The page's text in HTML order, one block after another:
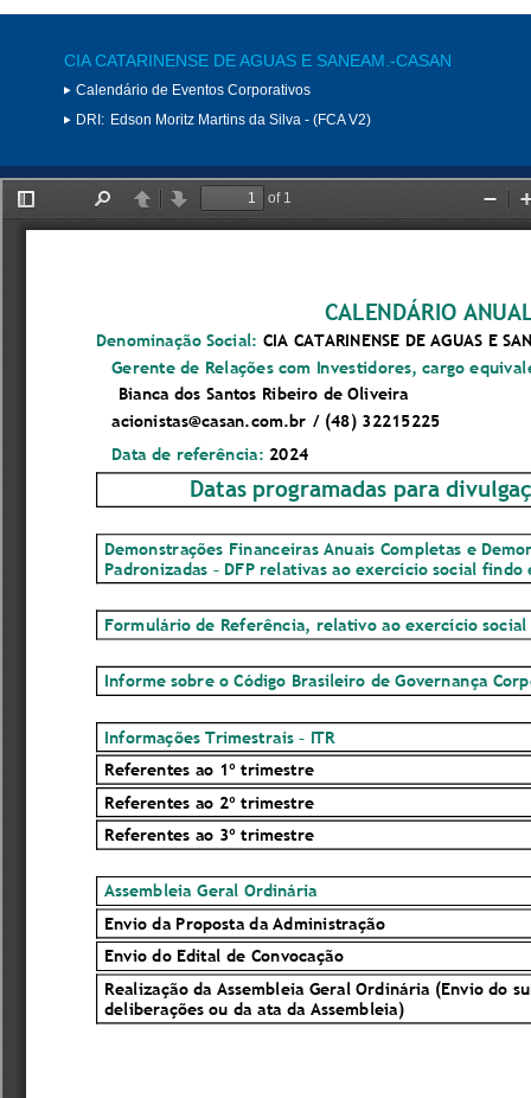
CIA CATARINENSE DE AGUAS E SANEAM.-CASAN
Calendário de Eventos Corporativos
DRI: Edson Moritz Martins da Silva - (FCA V2)